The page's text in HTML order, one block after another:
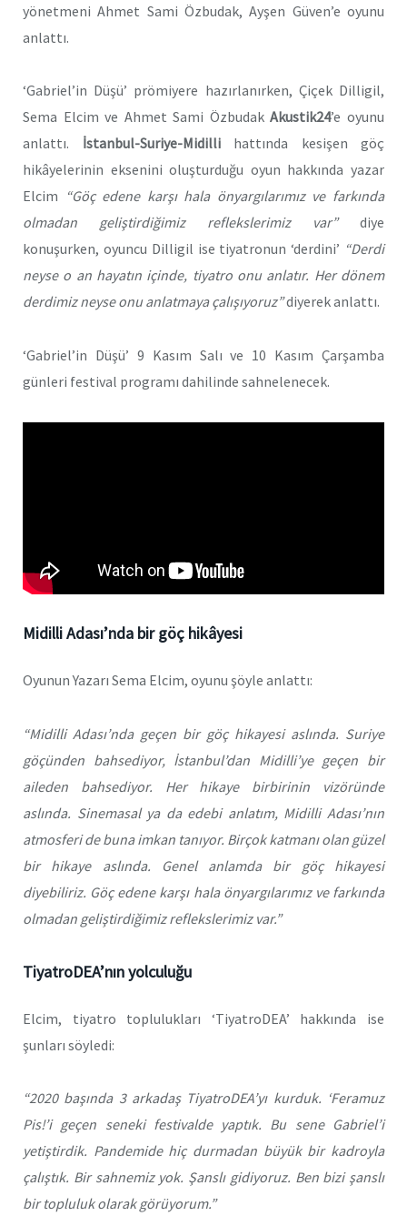
yönetmeni Ahmet Sami Özbudak, Ayşen Güven’e oyunu
anlattı.
‘Gabriel’in Düşü’ prömiyere hazırlanırken, Çiçek Dilligil,
Sema Elcim ve Ahmet Sami ÖzbudakAkustik24’e oyunu
anlattı. İstanbul-Suriye-Midillihattında kesişen göç
hikâyelerinin eksenini oluşturduğu oyun hakkında yazar
Elcim “Göç edene karşı hala önyargılarımız ve farkında
olmadan geliştirdiğimiz reflekslerimiz var”diye
konuşurken, oyuncu Dilligil ise tiyatronun ‘derdini’ “Derdi
neyse o an hayatın içinde, tiyatro onu anlatır. Her dönem
derdimiz neyse onu anlatmaya çalışıyoruz”diyerek anlattı.
‘Gabriel’in Düşü’ 9 Kasım Salı ve 10 Kasım Çarşamba
günleri festival programı dahilinde sahnelenecek.
Midilli Adası’nda bir göç hikâyesi
Oyunun Yazarı Sema Elcim, oyunu şöyle anlattı:
“Midilli Adası’nda geçen bir göç hikayesi aslında. Suriye
göçünden bahsediyor, İstanbul’dan Midilli’ye geçen bir
aileden bahsediyor. Her hikaye birbirinin vizöründe
aslında. Sinemasal ya da edebi anlatım, Midilli Adası’nın
atmosferi de buna imkan tanıyor. Birçok katmanı olan güzel
bir hikaye aslında. Genel anlamda bir göç hikayesi
diyebiliriz. Göç edene karşı hala önyargılarımız ve farkında
olmadan geliştirdiğimiz reflekslerimiz var.”
TiyatroDEA’nın yolculuğu
Elcim, tiyatro toplulukları ‘TiyatroDEA’ hakkında ise
şunları söyledi:
“2020 başında 3 arkadaş TiyatroDEA’yı kurduk. ‘Feramuz
Pis!’i geçen seneki festivalde yaptık. Bu sene Gabriel’i
yetiştirdik. Pandemide hiç durmadan büyük bir kadroyla
çalıştık. Bir sahnemiz yok. Şanslı gidiyoruz. Ben bizi şanslı
bir topluluk olarak görüyorum.”